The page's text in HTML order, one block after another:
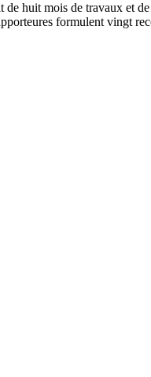
de huit mois de travaux et
formulent vingt